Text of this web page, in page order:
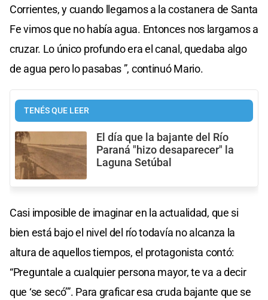
Corrientes, y cuando llegamos a la costanera de Santa
Fe vimos que no había agua. Entonces nos largamos a
cruzar. Lo único profundo era el canal, quedaba algo
de agua pero lo pasabas ”, continuó Mario.
TENÉS QUE LEER
El día que la bajante del Río
Paraná "hizo desaparecer" la
Laguna Setúbal
Casi imposible de imaginar en la actualidad, que si
bien está bajo el nivel del río todavía no alcanza la
altura de aquellos tiempos, el protagonista contó:
“Preguntale a cualquier persona mayor, te va a decir
que ‘se secó’”. Para graficar esa cruda bajante que se